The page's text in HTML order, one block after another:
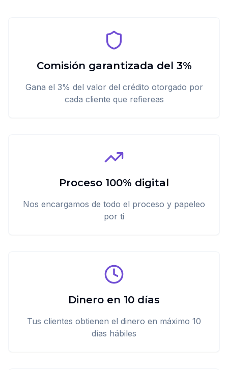
Comisión garantizada del 3%
Gana el 3% del valor del crédito otorgado por
cada cliente que refiereas
Proceso 100% digital
Nos encargamos de todo el proceso y papeleo
por ti
Dinero en 10 días
Tus clientes obtienen el dinero en máximo 10
días hábiles